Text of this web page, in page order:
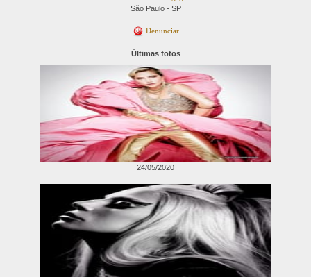
São Paulo - SP
Denunciar
Últimas fotos
24/05/2020